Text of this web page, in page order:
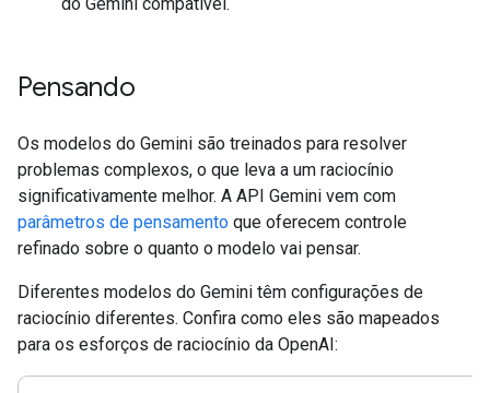
Pensando
Os modelos do Gemini são treinados para resolver
problemas complexos, o que leva a um raciocínio
significativamente melhor. A API Gemini vem com
parâmetros de pensamento que oferecem controle
refinado sobre o quanto o modelo vai pensar.
Diferentes modelos do Gemini têm configurações de
raciocínio diferentes. Confira como eles são mapeados
para os esforços de raciocínio da OpenAI: